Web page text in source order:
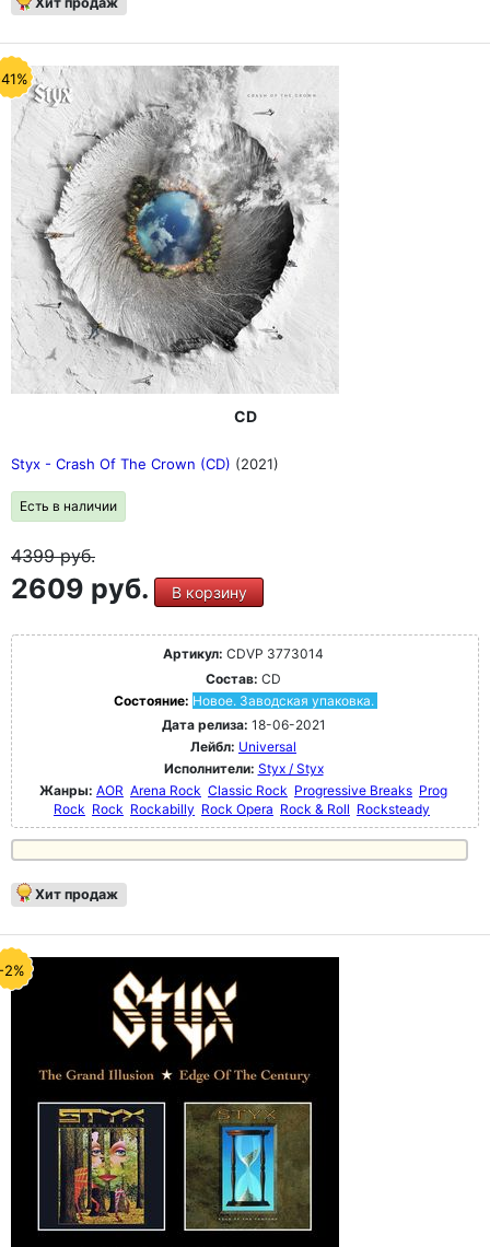
CD
Styx - Crash Of The Crown (CD) (2021)
Есть в наличии
4399руб.
2609 руб. В корзину
Артикул: CDVP 3773014
Состав: CD
Состояние: Новое. Заводская упаковка.
Дата релиза: 18-06-2021
Лейбл: Universal
Исполнители: Styx / Styx
Жанры: AOR Arena Rock Classic Rock Progressive Breaks Prog
Rock Rock Rockabilly Rock Opera Rock & Roll Rocksteady
Хит продаж
2%